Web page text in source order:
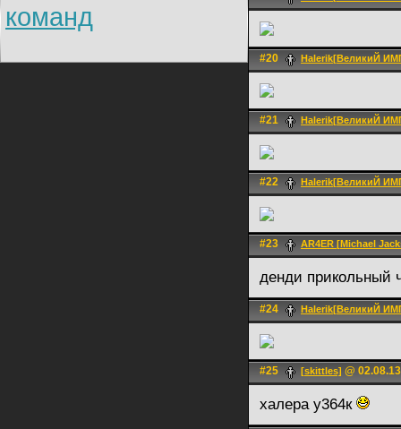
команд
#20 Halerik[ВеликиЙ
#21 Halerik[ВеликиЙ
#22 Halerik[ВеликиЙ
#23 AR4ER [Michael
денди прикольный
#24 Halerik[ВеликиЙ
#25 [skittles] @
халера у364к